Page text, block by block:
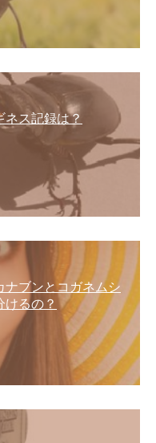
ネス記録は？
ナブンとコガネムシ
るの？